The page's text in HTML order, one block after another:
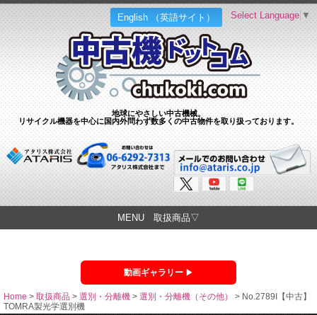
English （英語サイト）
地球にやさしい中古機械。
リサイクル機器を中心に国内外問わず数多くの中古物件を取り扱っております。
Select Language ▼
MENU 取扱商品▽
動画ギャラリー
Home > 取扱商品 > 選別・分離機 > 選別・分離機（その他） > No.2789I【中古】
TOMRA製光学選別機